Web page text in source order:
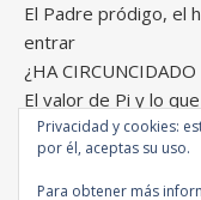
El Padre pródigo, el
entrar
¿HA
El valor de Pi y lo
Privacidad y cookies:
por él, aceptas su uso.
Para obtener más